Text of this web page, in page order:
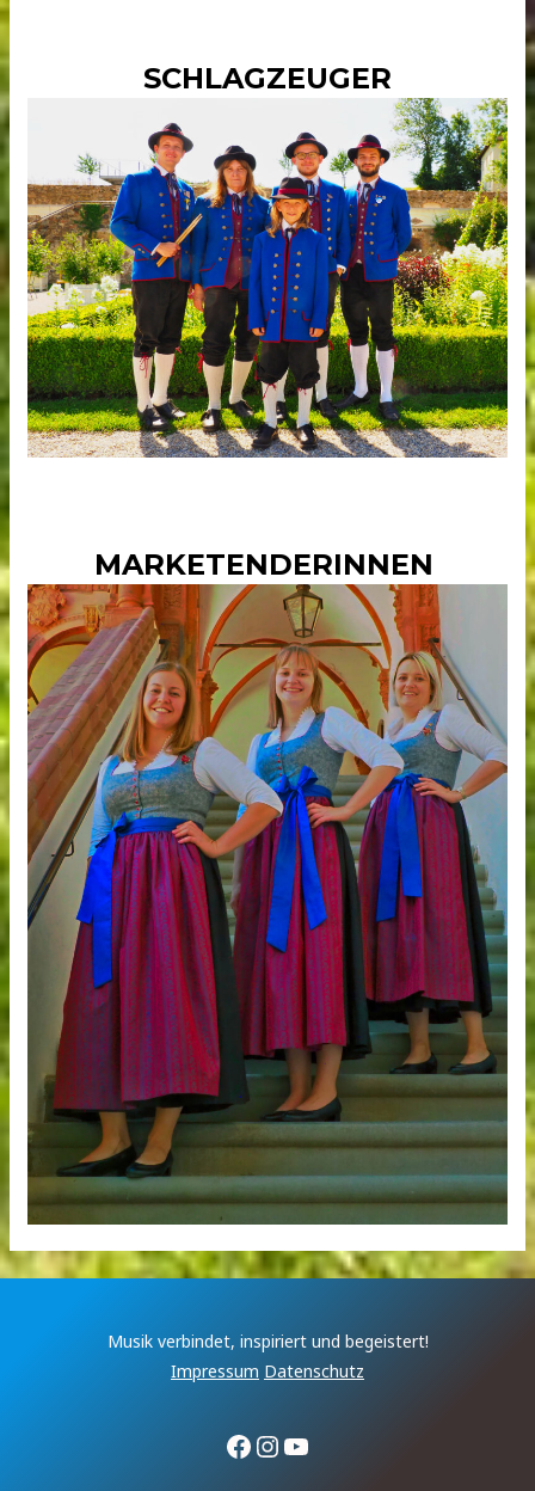
SCHLAGZEUGER
MARKETENDERINNEN
Musik verbindet, inspiriert und begeistert!
Impressum Datenschutz
Facebook
Instagram
YouTube